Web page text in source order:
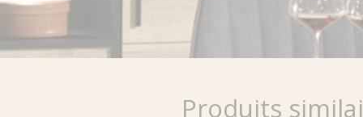
Produits